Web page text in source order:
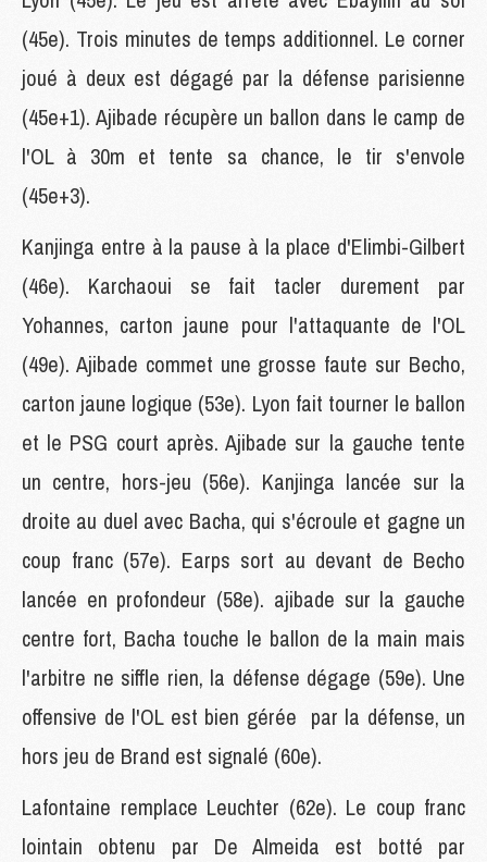
(45e). Trois minutes de temps additionnel. Le corner
joué à deux est dégagé par la défense parisienne
(45e+1). Ajibade récupère un ballon dans le camp de
l'OL à 30m et tente sa chance, le tir s'envole
(45e+3).
Kanjinga entre à la pause à la place d'Elimbi-Gilbert
(46e). Karchaoui se fait tacler durement par
Yohannes, carton jaune pour l'attaquante de l'OL
(49e). Ajibade commet une grosse faute sur Becho,
carton jaune logique (53e). Lyon fait tourner le ballon
et le PSG court après. Ajibade sur la gauche tente
un centre, hors-jeu (56e). Kanjinga lancée sur la
droite au duel avec Bacha, qui s'écroule et gagne un
coup franc (57e). Earps sort au devant de Becho
lancée en profondeur (58e). ajibade sur la gauche
centre fort, Bacha touche le ballon de la main mais
l'arbitre ne siffle rien, la défense dégage (59e). Une
offensive de l'OL est bien gérée par la défense, un
hors jeu de Brand est signalé (60e).
Lafontaine remplace Leuchter (62e). Le coup franc
lointain obtenu par De Almeida est botté par